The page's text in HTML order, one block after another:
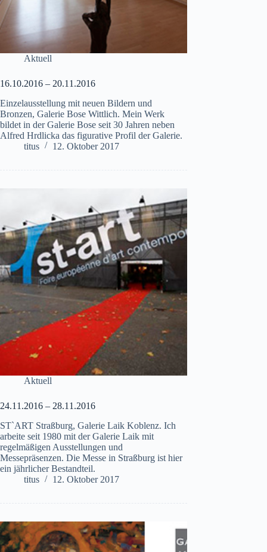
Aktuell
16.10.2016 – 20.11.2016
Einzelausstellung mit neuen Bildern und
Bronzen, Galerie Bose Wittlich. Mein Werk
bildet in der Galerie Bose seit 30 Jahren neben
Alfred Hrdlicka das figurative Profil der Galerie.
titus
12. Oktober 2017
Aktuell
24.11.2016 – 28.11.2016
ST`ART Straßburg, Galerie Laik Koblenz. Ich
arbeite seit 1980 mit der Galerie Laik mit
regelmäßigen Ausstellungen und
Messepräsenzen. Die Messe in Straßburg ist hier
ein jährlicher Bestandteil.
titus
12. Oktober 2017